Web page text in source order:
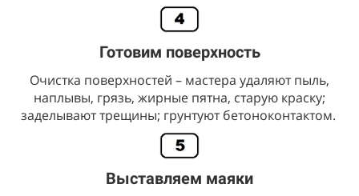
Готовим поверхность
Очистка поверхностей – мастера удаляют пыль,
наплывы, грязь, жирные пятна, старую краску;
заделывают трещины; грунтуют бетоноконтактом.
Выставляем маяки